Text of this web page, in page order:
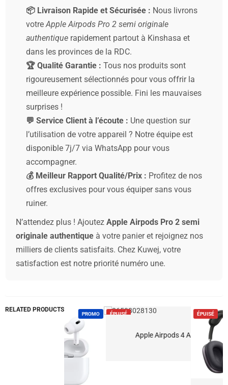
📦 Livraison Rapide et Sécurisée : Nous livrons
votreApple Airpods Pro 2 semi originale
authentique rapidement partout à Kinshasa et
dans les provinces de la RDC.
🏆 Qualité Garantie : Tous nos produits sont
rigoureusement sélectionnés pour vous offrir la
meilleure expérience possible. Fini les mauvaises
surprises !
💬 Service Client à l’écoute : Une question sur
l’utilisation de votre appareil ? Notre équipe est
disponible 7j/7 via WhatsApp pour vous
accompagner.
💰 Meilleur Rapport Qualité/Prix : Profitez de nos
offres exclusives pour vous équiper sans vous
ruiner.
N’attendez plus ! Ajoutez Apple Airpods Pro 2 semi
originale authentique à votre panier et rejoignez nos
milliers de clients satisfaits. Chez Kuwej, votre
satisfaction est notre priorité numéro une.
RELATED PRODUCTS
ÉPUISÉ
Apple Airpods 4 ANC – Semi Originale